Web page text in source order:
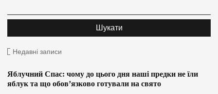
Недавні записи
Яблучний Спас: чому до цього дня наші предки не їли
яблук та що обов’язково готували на свято